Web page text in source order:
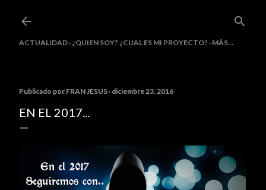
ACTUALIDAD ¿QUIEN SOY? ¿CUAL ES MI PROYECTO? MÁS…
Publicado por FRAN JESUS diciembre 23, 2016
EN EL 2017...